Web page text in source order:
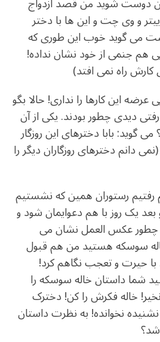
و وی چت و این ها با دختر
می گوید خوب این طوری که
هم جنمی از خود نشان نداده!
راه نمی افتد)
این کارها را نداری! حالا بگو
دیدی چطور بودند. یکی از آن
گوید: بابا دخترهای این روزگار
دانم دخترهای روزگاران دیگر را
رفتیم رستوران همین که نشستیم
بعد یک روز با هم دعوایمان شود و
چطور عکس العمل نشان می
سوسکه هستید من هم قبول
حیرت و تعجب نگاهم کرد!
شما داستان خاله سوسکه را
خاله فکرش را کن! دخترک
نخوانده! به نظرت داستان